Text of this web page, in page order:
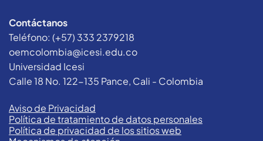
Contáctanos
Teléfono: (+57) 333 2379218
oemcolombia@icesi.edu.co
Universidad Icesi
Calle 18 No. 122-135 Pance, Cali - Colombia
Aviso de Privacidad
Política de tratamiento de datos personales
Política de privacidad de los sitios web